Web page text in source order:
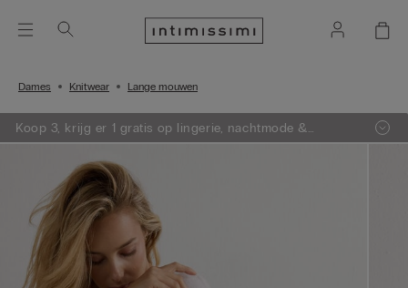
Dames Knitwear Lange mouwen
Koop 3, krijg er 1 gratis op lingerie, nachtmode &
knitwear